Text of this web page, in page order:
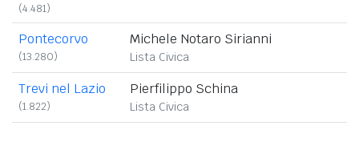
(4.481)
Pontecorvo
(13.280)
Michele Notaro Sirianni
Lista Civica
Trevi nel Lazio
(1.822)
Pierfilippo Schina
Lista Civica